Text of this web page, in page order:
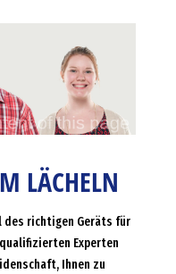
LÄCHELN
des richtigen Geräts für
Experten
Ihnen zu